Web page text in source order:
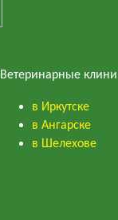
Ветеринарные
в Иркутске
в Ангарске
в Шелехове